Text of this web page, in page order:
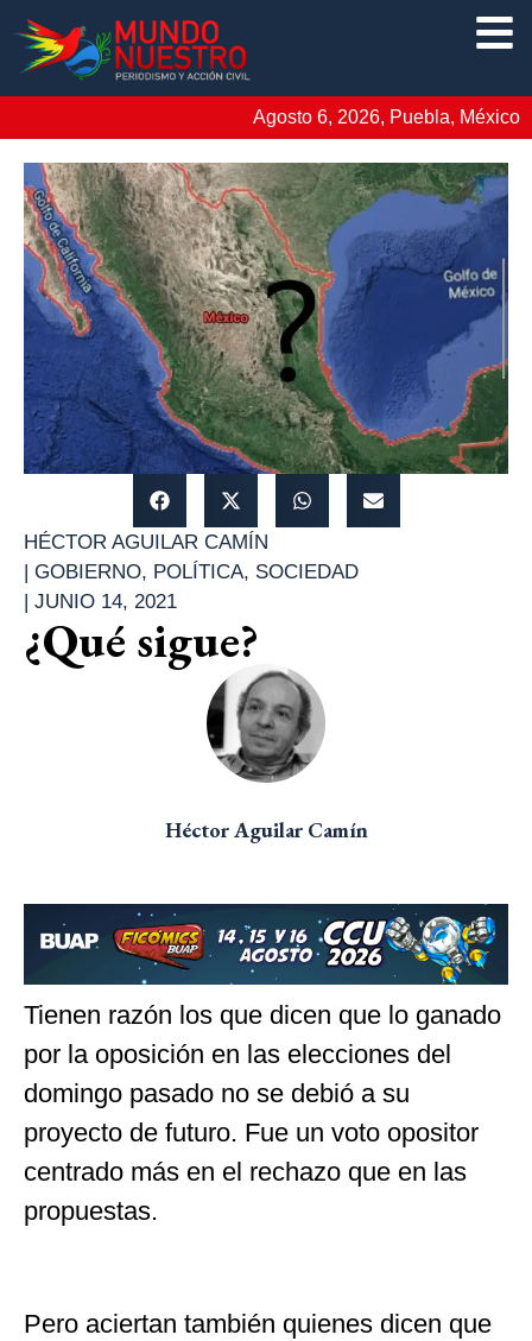
Agosto 6, 2026, Puebla, México
HÉCTOR AGUILAR CAMÍN
| GOBIERNO, POLÍTICA, SOCIEDAD
| JUNIO 14, 2021
¿Qué sigue?
Héctor Aguilar Camín
Tienen razón los que dicen que lo ganado
por la oposición en las elecciones del
domingo pasado no se debió a su
proyecto de futuro. Fue un voto opositor
centrado más en el rechazo que en las
propuestas.
Pero aciertan también quienes dicen que